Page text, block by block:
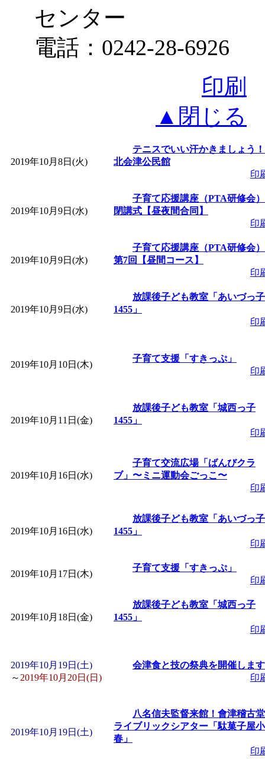
センター
電話：0242-28-6926
印刷
▲閉じる
2019年10月8日(火)
テニスでいい汗かきましょう！
北会津公民館
印
2019年10月9日(水)
子育て応援講座（PTA研修会）
閉講式【昼夜間合同】
印
2019年10月9日(水)
子育て応援講座（PTA研修会）
第7回【昼間コース】
印
2019年10月9日(水)
放課後子ども教室「あいづっ子
1455」
印
2019年10月10日(木)
子育て支援「すきっぷ」
印
2019年10月11日(金)
放課後子ども教室「城西っ子
1455」
印
2019年10月16日(水)
子育て交流広場「ばんびクラ
ブ」〜ミニ運動会ごっこ〜
印
2019年10月16日(水)
放課後子ども教室「あいづっ子
1455」
印
2019年10月17日(木)
子育て支援「すきっぷ」
印
2019年10月18日(金)
放課後子ども教室「城西っ子
1455」
印
2019年10月19日(土)
～ 2019年10月20日(日)
会津食と技の祭典を開催します
印
2019年10月19日(土)
八名信夫監督来館！會津稽古堂
ライブリックシアター「駄菓子屋小
春」
印